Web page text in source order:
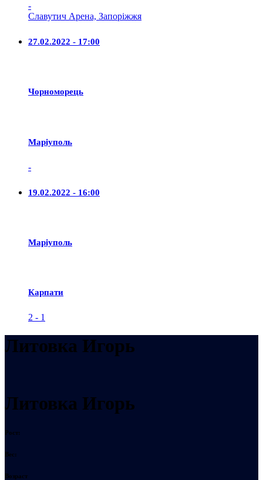
-
Славутич Арена, Запоріжжя
27.02.2022 - 17:00
Чорноморець
Маріуполь
-
19.02.2022 - 16:00
Маріуполь
Карпати
2 - 1
Литовка Игорь
Литовка Игорь
Рост:
Вес:
Возраст